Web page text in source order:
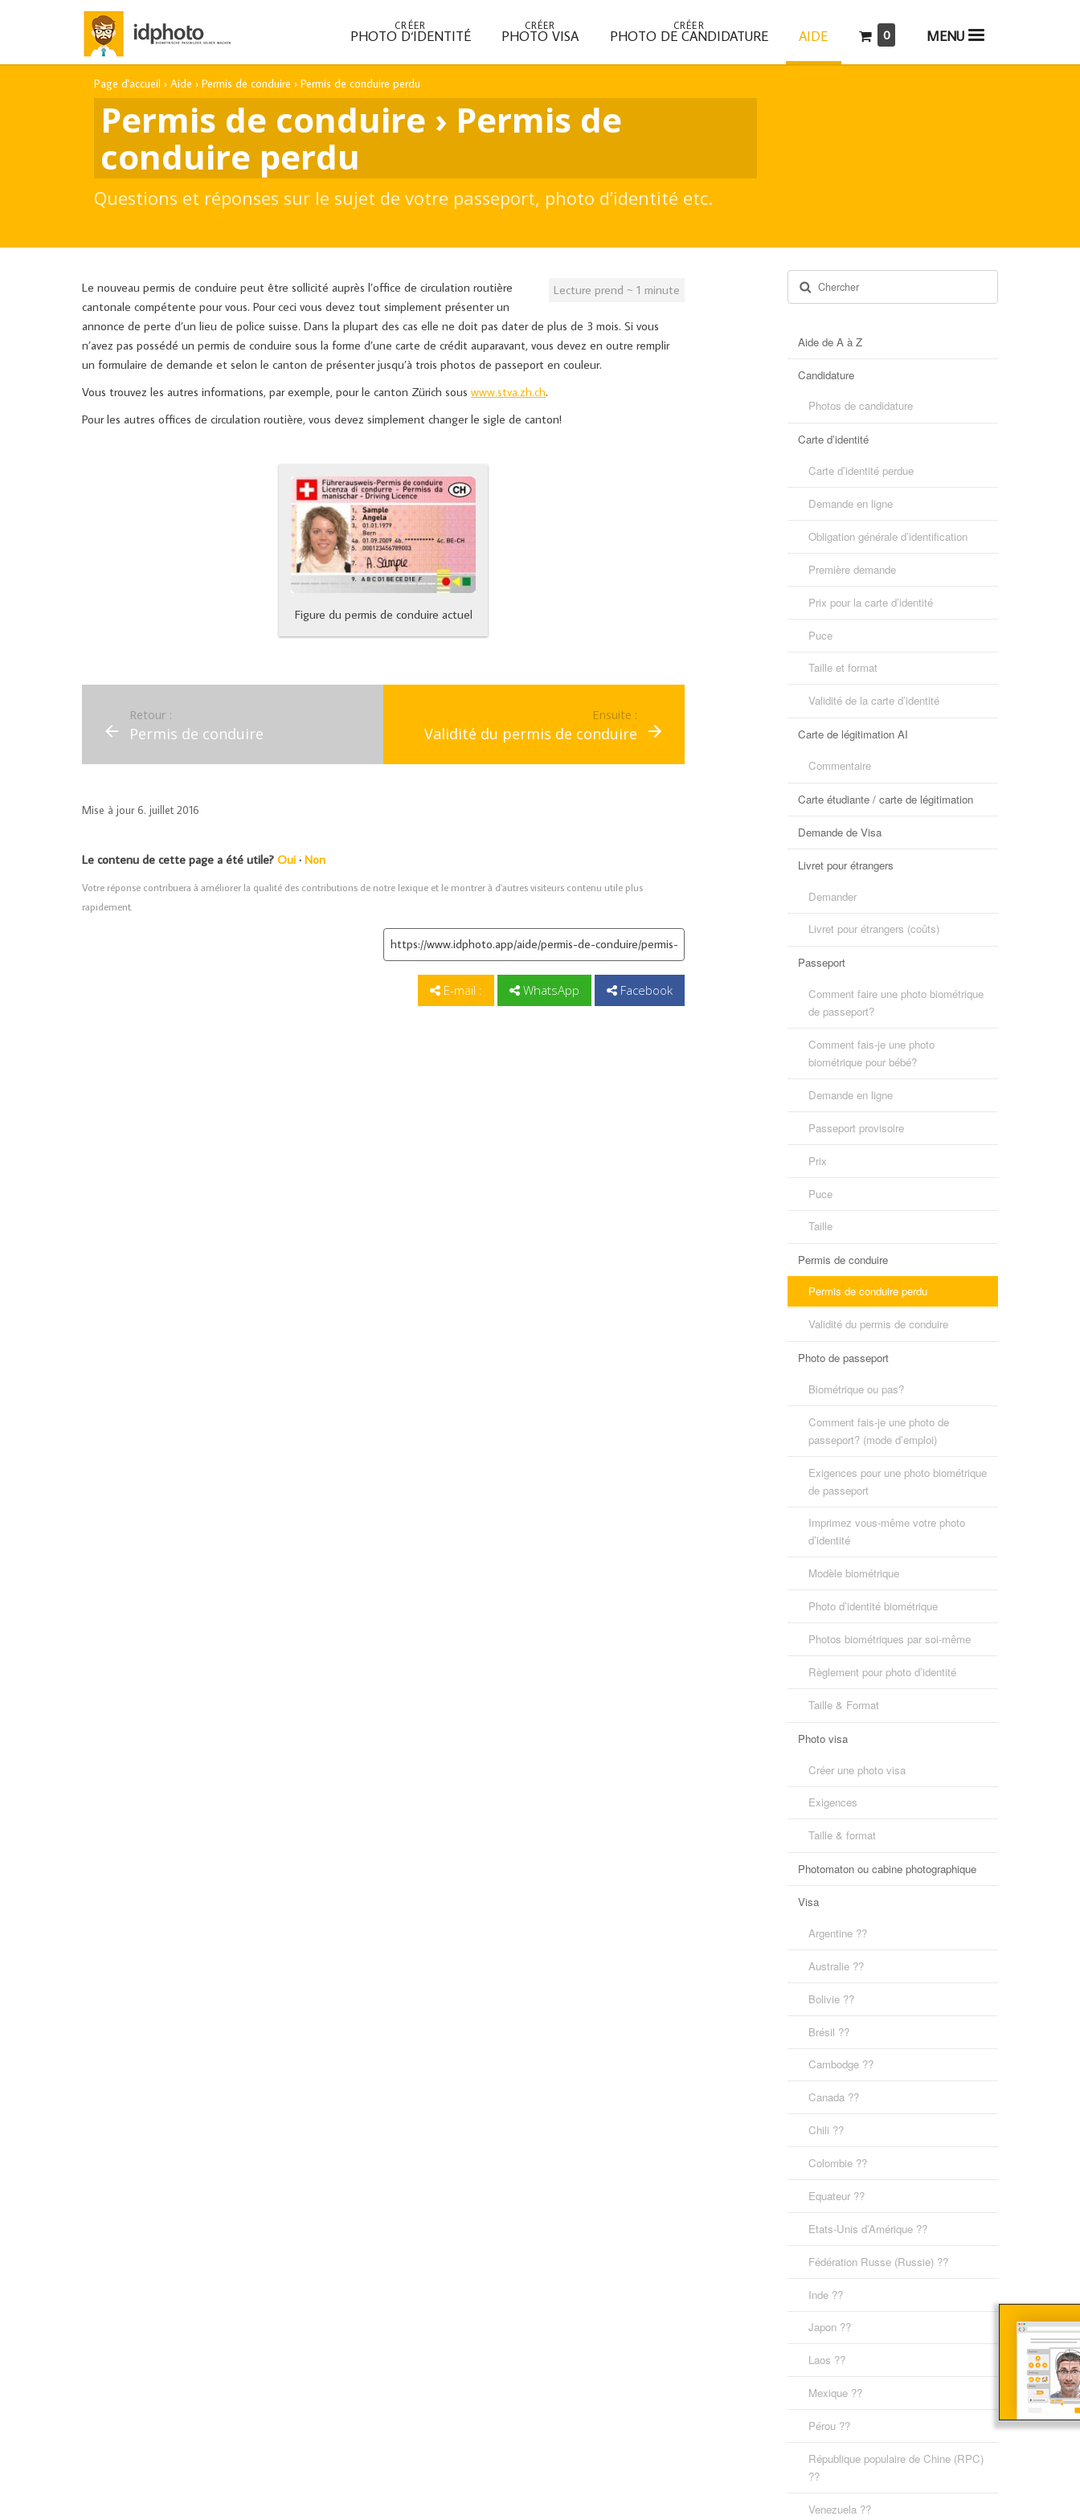
CRÉER
PHOTO D‘IDENTITÉ
CRÉER
PHOTO VISA
CRÉER
PHOTO DE CANDIDATURE AIDE 0 MENU
Page d'accueil › Aide › Permis de conduire › Permis de conduire perdu
Permis de conduire › Permis de
conduire perdu
Questions et réponses sur le sujet de votre passeport, photo d’identité etc.
Lecture prend ~ 1 minute
Le nouveau permis de conduire peut être sollicité auprès l’office de circulation routière
cantonale compétente pour vous. Pour ceci vous devez tout simplement présenter un
annonce de perte d’un lieu de police suisse. Dans la plupart des cas elle ne doit pas dater de plus de 3 mois. Si vous
n’avez pas possédé un permis de conduire sous la forme d’une carte de crédit auparavant, vous devez en outre remplir
un formulaire de demande et selon le canton de présenter jusqu’à trois photos de passeport en couleur.
Vous trouvez les autres informations, par exemple, pour le canton Zürich sous www.stva.zh.ch.
Pour les autres offices de circulation routière, vous devez simplement changer le sigle de canton!
Figure du permis de conduire actuel
Retour :
Permis de conduire
Ensuite :
Validité du permis de conduire
Mise à jour 6. juillet 2016
Le contenu de cette page a été utile? Oui · Non
Votre réponse contribuera à améliorer la qualité des contributions de notre lexique et le montrer à d'autres visiteurs contenu utile plus
rapidement.
E-mail : WhatsApp Facebook
Rechercher
Aide de A à Z
Candidature
Photos de candidature
Carte d’identité
Carte d’identité perdue
Demande en ligne
Obligation générale d’identification
Première demande
Prix pour la carte d’identité
Puce
Taille et format
Validité de la carte d’identité
Carte de légitimation AI
Commentaire
Carte étudiante / carte de légitimation
Demande de Visa
Livret pour étrangers
Demander
Livret pour étrangers (coûts)
Passeport
Comment faire une photo biométrique
de passeport?
Comment fais-je une photo
biométrique pour bébé?
Demande en ligne
Passeport provisoire
Prix
Puce
Taille
Permis de conduire
Permis de conduire perdu
Validité du permis de conduire
Photo de passeport
Biométrique ou pas?
Comment fais-je une photo de
passeport? (mode d’emploi)
Exigences pour une photo biométrique
de passeport
Imprimez vous-même votre photo
d’identité
Modèle biométrique
Photo d’identité biométrique
Photos biométriques par soi-même
Règlement pour photo d’identité
Taille & Format
Photo visa
Créer une photo visa
Exigences
Taille & format
Photomaton ou cabine photographique
Visa
Argentine ??
Australie ??
Bolivie ??
Brésil ??
Cambodge ??
Canada ??
Chili ??
Colombie ??
Equateur ??
Etats-Unis d’Amérique ??
Fédération Russe (Russie) ??
Inde ??
Japon ??
Laos ??
Mexique ??
Pérou ??
République populaire de Chine (RPC)
??
Venezuela ??